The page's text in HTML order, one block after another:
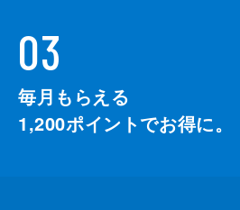
03
毎月もらえる
1,200ポイントでお得に。